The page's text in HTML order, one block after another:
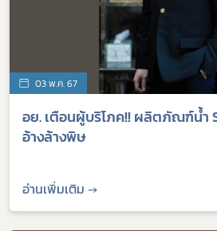
03 พ.ค. 67
อย. เตือนผู้บริโภค!! ผลิตภัณฑ์น้ำ
อ้างล้างพิษ
อ่านเพิ่มเติม →